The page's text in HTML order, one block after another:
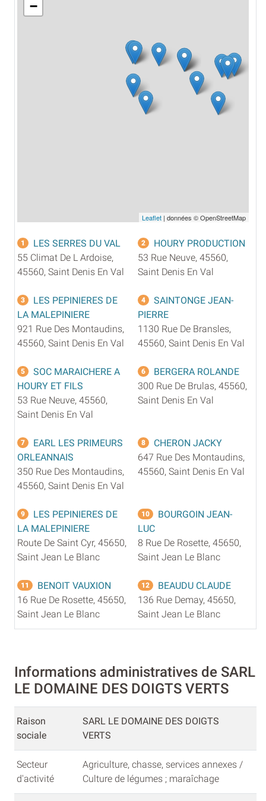
−
Leaflet | données © OpenStreetMap
1
LES SERRES DU VAL
55 Climat De L Ardoise,
45560, Saint Denis En Val
2
HOURY PRODUCTION
53 Rue Neuve, 45560,
Saint Denis En Val
3
LES PEPINIERES DE
LA MALEPINIERE
921 Rue Des Montaudins,
45560, Saint Denis En Val
4
SAINTONGE JEAN-
PIERRE
1130 Rue De Bransles,
45560, Saint Denis En Val
5
SOC MARAICHERE A
HOURY ET FILS
53 Rue Neuve, 45560,
Saint Denis En Val
6
BERGERA ROLANDE
300 Rue De Brulas, 45560,
Saint Denis En Val
7
EARL LES PRIMEURS
ORLEANNAIS
350 Rue Des Montaudins,
45560, Saint Denis En Val
8
CHERON JACKY
647 Rue Des Montaudins,
45560, Saint Denis En Val
9
LES PEPINIERES DE
LA MALEPINIERE
Route De Saint Cyr, 45650,
Saint Jean Le Blanc
10
BOURGOIN JEAN-
LUC
8 Rue De Rosette, 45650,
Saint Jean Le Blanc
11
BENOIT VAUXION
16 Rue De Rosette, 45650,
Saint Jean Le Blanc
12
BEAUDU CLAUDE
136 Rue Demay, 45650,
Saint Jean Le Blanc
Informations administratives de SARL
LE DOMAINE DES DOIGTS VERTS
Raison
sociale
SARL LE DOMAINE DES DOIGTS
VERTS
Secteur
d'activité
Agriculture, chasse, services annexes /
Culture de légumes ; maraîchage